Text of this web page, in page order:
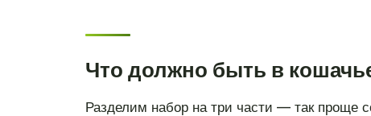
Что должно быть в
Разделим набор на три части — так проще